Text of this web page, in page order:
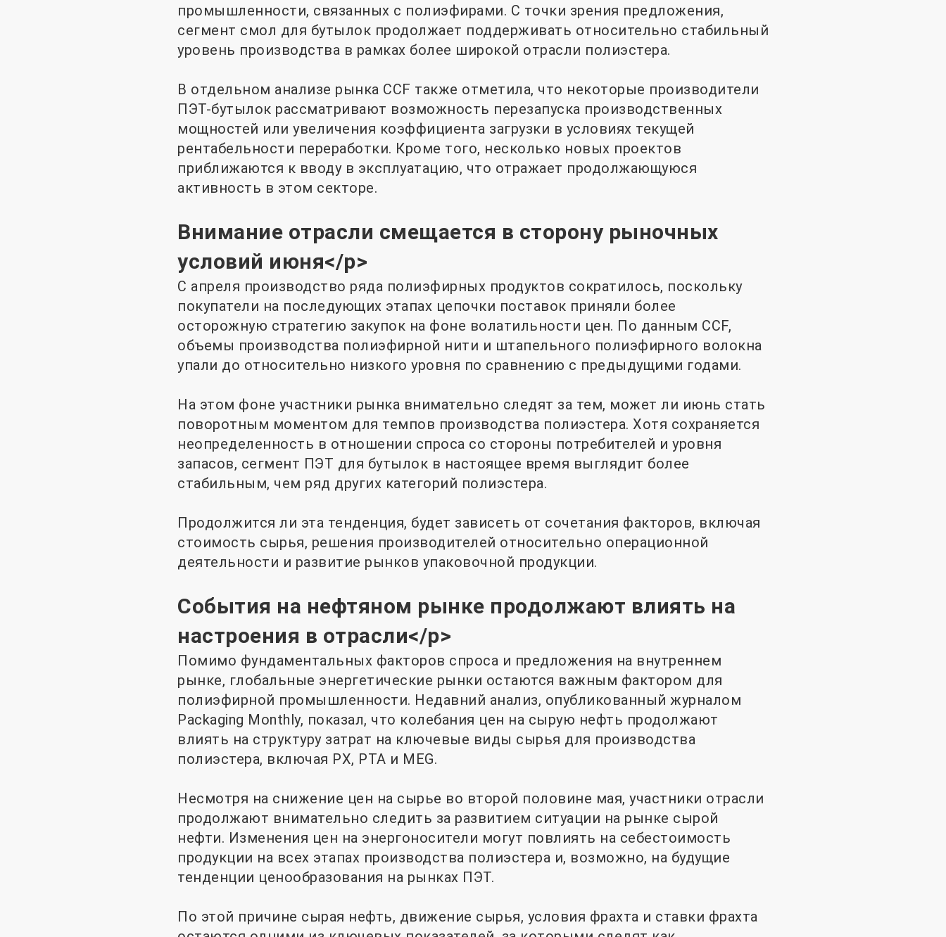
промышленности, связанных с полиэфирами. С точки зрения предложения,
сегмент смол для бутылок продолжает поддерживать относительно стабильный
уровень производства в рамках более широкой отрасли полиэстера.
В отдельном анализе рынка CCF также отметила, что некоторые производители
ПЭТ-бутылок рассматривают возможность перезапуска производственных
мощностей или увеличения коэффициента загрузки в условиях текущей
рентабельности переработки. Кроме того, несколько новых проектов
приближаются к вводу в эксплуатацию, что отражает продолжающуюся
активность в этом секторе.
Внимание отрасли смещается в сторону рыночных
условий июня</p>
С апреля производство ряда полиэфирных продуктов сократилось, поскольку
покупатели на последующих этапах цепочки поставок приняли более
осторожную стратегию закупок на фоне волатильности цен. По данным CCF,
объемы производства полиэфирной нити и штапельного полиэфирного волокна
упали до относительно низкого уровня по сравнению с предыдущими годами.
На этом фоне участники рынка внимательно следят за тем, может ли июнь стать
поворотным моментом для темпов производства полиэстера. Хотя сохраняется
неопределенность в отношении спроса со стороны потребителей и уровня
запасов, сегмент ПЭТ для бутылок в настоящее время выглядит более
стабильным, чем ряд других категорий полиэстера.
Продолжится ли эта тенденция, будет зависеть от сочетания факторов, включая
стоимость сырья, решения производителей относительно операционной
деятельности и развитие рынков упаковочной продукции.
События на нефтяном рынке продолжают влиять на
настроения в отрасли</p>
Помимо фундаментальных факторов спроса и предложения на внутреннем
рынке, глобальные энергетические рынки остаются важным фактором для
полиэфирной промышленности. Недавний анализ, опубликованный журналом
Packaging Monthly, показал, что колебания цен на сырую нефть продолжают
влиять на структуру затрат на ключевые виды сырья для производства
полиэстера, включая PX, PTA и MEG.
Несмотря на снижение цен на сырье во второй половине мая, участники отрасли
продолжают внимательно следить за развитием ситуации на рынке сырой
нефти. Изменения цен на энергоносители могут повлиять на себестоимость
продукции на всех этапах производства полиэстера и, возможно, на будущие
тенденции ценообразования на рынках ПЭТ.
По этой причине сырая нефть, движение сырья, условия фрахта и ставки фрахта